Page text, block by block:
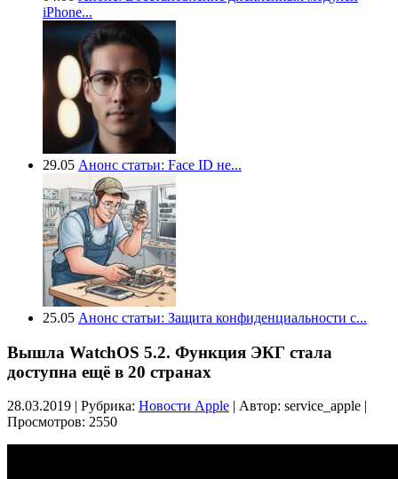
iPhone...
29.05 Анонс статьи: Face ID не...
25.05 Анонс статьи: Защита конфиденциальности с...
Вышла WatchOS 5.2. Функция ЭКГ стала
доступна ещё в 20 странах
28.03.2019 | Рубрика: Новости Apple | Автор: service_apple |
Просмотров: 2550